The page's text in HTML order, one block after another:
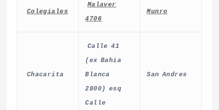
Colegiales
Malaver
4706
Munro
Chacarita
Calle 41
(ex Bahia
Blanca
2800) esq
Calle
San Andres